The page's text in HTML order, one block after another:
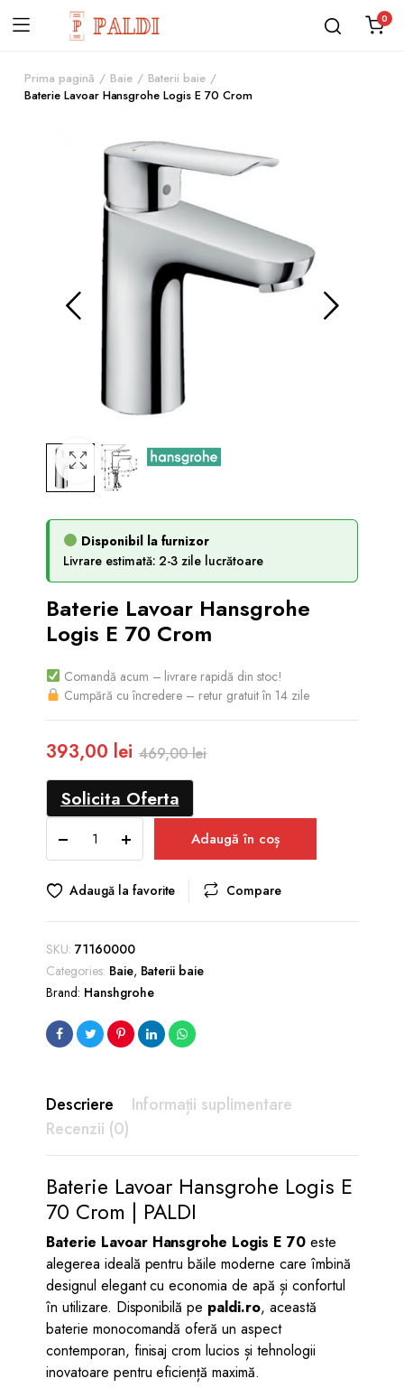
0
Prima pagină Baie
Baterii baie
Baterie Lavoar Hansgrohe Logis E 70 Crom
Disponibil la furnizor
Livrare estimată: 2-3 zile lucrătoare
Baterie Lavoar Hansgrohe
Logis E 70 Crom
Comandă acum – livrare rapidă din stoc!
Cumpără cu încredere – retur gratuit în 14 zile
469,00lei
Prețul
inițial
fost:
469,00 lei.
393,00 lei
Prețul
curent
393,00 lei.
Solicita Oferta
Lavoar
Hansgrohe
Logis
70
Crom
quantity
Adaugă în coș
Adaugă la favorite Compare
SKU: 71160000
Categories: Baie, Baterii baie
Brand: Hanshgrohe
Descriere
Informații suplimentare
Recenzii (0)
Baterie Lavoar Hansgrohe Logis E
70 Crom | PALDI
Baterie Lavoar Hansgrohe Logis E 70este
alegerea ideală pentru băile moderne care îmbină
designul elegant cu economia de apă și confortul
în utilizare. Disponibilă pe paldi.ro, această
baterie monocomandă oferă un aspect
contemporan, finisaj crom lucios și tehnologii
inovatoare pentru eficiență maximă.